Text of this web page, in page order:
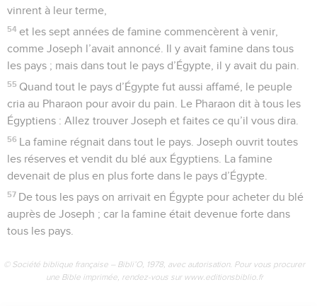
vinrent à leur terme,
54 et les sept années de famine commencèrent à venir,
comme Joseph l’avait annoncé. Il y avait famine dans tous
les pays ; mais dans tout le pays d’Égypte, il y avait du pain.
55 Quand tout le pays d’Égypte fut aussi affamé, le peuple
cria au Pharaon pour avoir du pain. Le Pharaon dit à tous les
Égyptiens : Allez trouver Joseph et faites ce qu’il vous dira.
56 La famine régnait dans tout le pays. Joseph ouvrit toutes
les réserves et vendit du blé aux Égyptiens. La famine
devenait de plus en plus forte dans le pays d’Égypte.
57 De tous les pays on arrivait en Égypte pour acheter du blé
auprès de Joseph ; car la famine était devenue forte dans
tous les pays.
© Société biblique française – Bibli’O, 1978, avec autorisation. Pour vous procurer
une Bible imprimée, rendez-vous sur www.editionsbiblio.fr